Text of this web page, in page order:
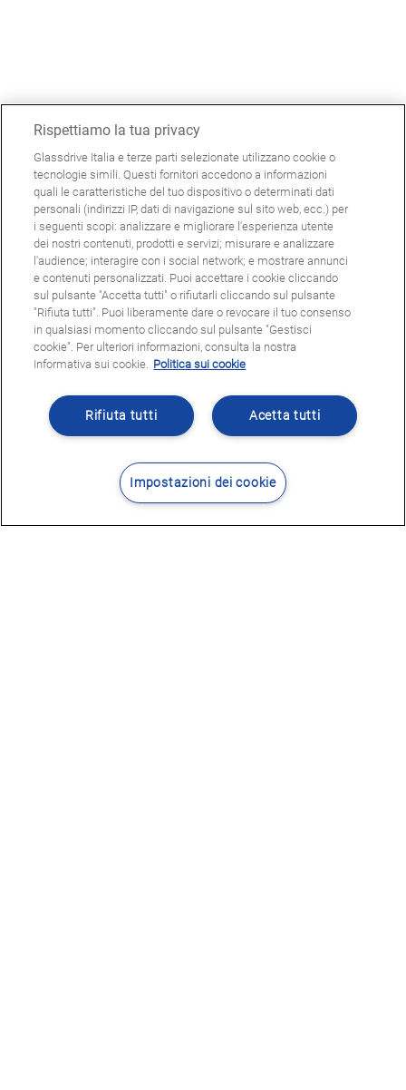
Rispettiamo la tua privacy
Glassdrive Italia e terze parti selezionate utilizzano cookie o
tecnologie simili. Questi fornitori accedono a informazioni
quali le caratteristiche del tuo dispositivo o determinati dati
personali (indirizzi IP, dati di navigazione sul sito web, ecc.) per
i seguenti scopi: analizzare e migliorare l'esperienza utente
dei nostri contenuti, prodotti e servizi; misurare e analizzare
l'audience; interagire con i social network; e mostrare annunci
e contenuti personalizzati. Puoi accettare i cookie cliccando
sul pulsante "Accetta tutti" o rifiutarli cliccando sul pulsante
"Rifiuta tutti". Puoi liberamente dare o revocare il tuo consenso
in qualsiasi momento cliccando sul pulsante "Gestisci
cookie". Per ulteriori informazioni, consulta la nostra
Informativa sui cookie. Politica sui cookie
Acetta tutti
Rifiuta tutti
Impostazioni dei cookie